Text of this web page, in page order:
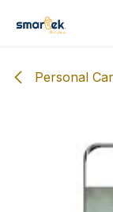
Personal